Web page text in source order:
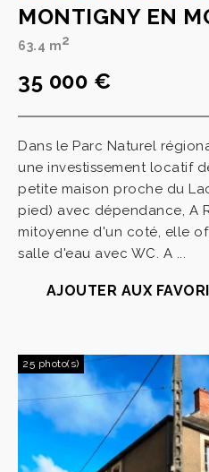
MONTIGNY EN
63.4 m2
35 000 €
Dans le Parc Naturel
une investissement locatif
petite maison proche du
pied) avec dépendance, A
mitoyenne d'un coté, elle
salle d'eau avec WC. A ...
AJOUTER AUX
25 photo(s)